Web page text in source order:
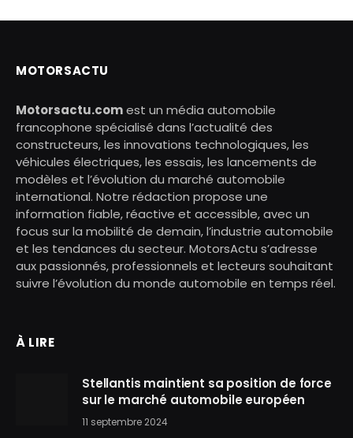
MOTORSACTU
Motorsactu.comest un média automobile
francophone spécialisé dans l’actualité des
constructeurs, les innovations technologiques, les
véhicules électriques, les essais, les lancements de
modèles et l’évolution du marché automobile
international. Notre rédaction propose une
information fiable, réactive et accessible, avec un
focus sur la mobilité de demain, l’industrie automobile
et les tendances du secteur. MotorsActu s’adresse
aux passionnés, professionnels et lecteurs souhaitant
suivre l’évolution du monde automobile en temps réel.
À LIRE
Stellantis maintient sa position de force
sur le marché automobile européen
11 septembre 2024